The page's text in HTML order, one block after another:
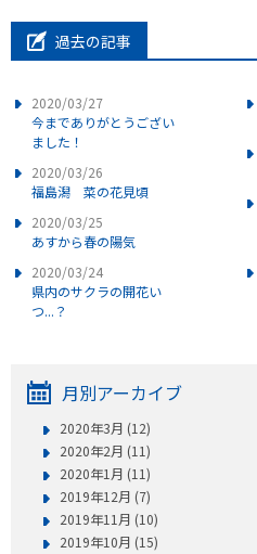
過去の記事
2020/03/27
今までありがとうござい
ました！
2020/03/26
福島潟 菜の花見頃
2020/03/25
あすから春の陽気
2020/03/24
県内のサクラの開花い
つ...？
月別アーカイブ
2020年3月 (12)
2020年2月 (11)
2020年1月 (11)
2019年12月 (7)
2019年11月 (10)
2019年10月 (15)